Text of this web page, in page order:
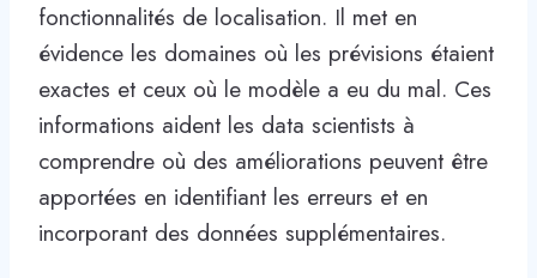
fonctionnalités de localisation. Il met en
évidence les domaines où les prévisions étaient
exactes et ceux où le modèle a eu du mal. Ces
informations aident les data scientists à
comprendre où des améliorations peuvent être
apportées en identifiant les erreurs et en
incorporant des données supplémentaires.